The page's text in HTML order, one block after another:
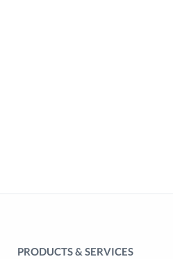
PRODUCTS & SERVICES